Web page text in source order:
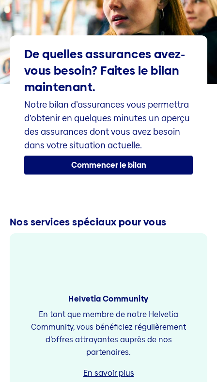
De quelles assurances avez-
vous besoin? Faites le bilan
maintenant.
Notre bilan d’assurances vous permettra
d’obtenir en quelques minutes un aperçu
des assurances dont vous avez besoin
dans votre situation actuelle.
Commencer le bilan
Nos services spéciaux pour vous
Helvetia Community
En tant que membre de notre Helvetia
Community, vous bénéficiez régulièrement
d’offres attrayantes auprès de nos
partenaires.
En savoir plus